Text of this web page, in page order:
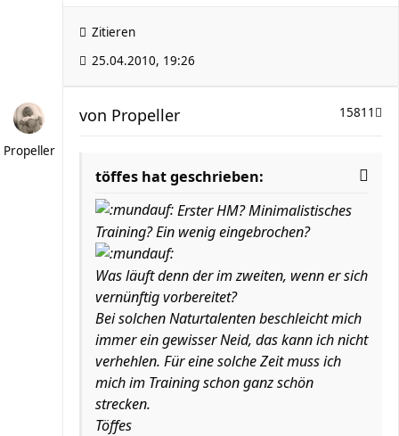
Zitieren
25.04.2010, 19:26
Propeller
15811
von Propeller
töffes hat geschrieben:
Erster HM? Minimalistisches
Training? Ein wenig eingebrochen?
Was läuft denn der im zweiten, wenn er sich
vernünftig vorbereitet?
Bei solchen Naturtalenten beschleicht mich
immer ein gewisser Neid, das kann ich nicht
verhehlen. Für eine solche Zeit muss ich
mich im Training schon ganz schön
strecken.
Töffes